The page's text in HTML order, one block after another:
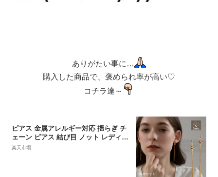
ありがたい事に…
購入した商品で、褒められ率が高い♡
コチラ達～
ピアス 金属アレルギー対応 揺らぎ チ
ェーン ピアス 結び目 ノット レディー
ス K18コーティング ニッケルフリー
楽天市場